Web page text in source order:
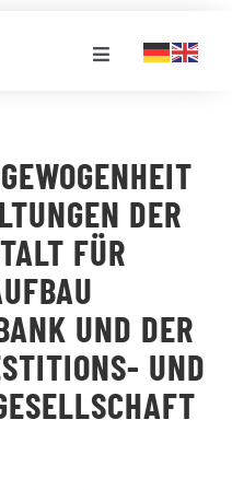
Toggle
DER
FÜR
UND DER
UND